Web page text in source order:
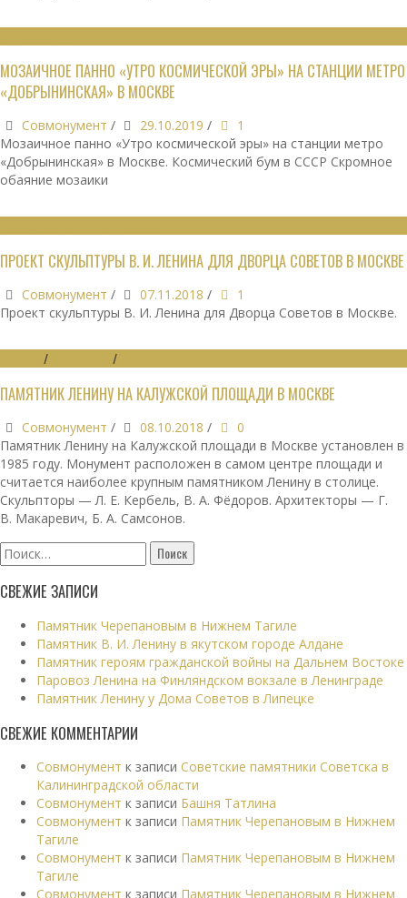
МОЗАИЧНОЕ ПАННО «УТРО КОСМИЧЕСКОЙ ЭРЫ» НА СТАНЦИИ МЕТРО
«ДОБРЫНИНСКАЯ» В МОСКВЕ
Совмонумент / 29.10.2019 /
1
Мозаичное панно «Утро космической эры» на станции метро
«Добрынинская» в Москве. Космический бум в СССР Скромное
обаяние мозаики
ПРОЕКТ СКУЛЬПТУРЫ В. И. ЛЕНИНА ДЛЯ ДВОРЦА СОВЕТОВ В МОСКВЕ
Совмонумент / 07.11.2018 /
1
Проект скульптуры В. И. Ленина для Дворца Советов в Москве.
/ /
ПАМЯТНИК ЛЕНИНУ НА КАЛУЖСКОЙ ПЛОЩАДИ В МОСКВЕ
Совмонумент / 08.10.2018 /
0
Памятник Ленину на Калужской площади в Москве установлен в
1985 году. Монумент расположен в самом центре площади и
считается наиболее крупным памятником Ленину в столице.
Скульпторы — Л. Е. Кербель, В. А. Фёдоров. Архитекторы — Г.
В. Макаревич, Б. А. Самсонов.
Найти:
СВЕЖИЕ ЗАПИСИ
Памятник Черепановым в Нижнем Тагиле
Памятник В. И. Ленину в якутском городе Алдане
Памятник героям гражданской войны на Дальнем Востоке
Паровоз Ленина на Финляндском вокзале в Ленинграде
Памятник Ленину у Дома Советов в Липецке
СВЕЖИЕ КОММЕНТАРИИ
Совмонумент к записи Советские памятники Советска в
Калининградской области
Совмонумент к записи Башня Татлина
Совмонумент к записи Памятник Черепановым в Нижнем
Тагиле
Совмонумент к записи Памятник Черепановым в Нижнем
Тагиле
Совмонумент к записи Памятник Черепановым в Нижнем